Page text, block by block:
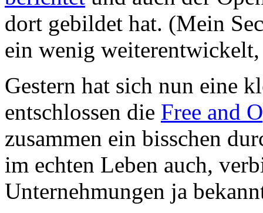
dort gebildet hat. (Mein
ein wenig
Gestern hat sich nun eine
entschlossen die Free and
zusammen ein bisschen
im echten Leben auch,
Unternehmungen ja